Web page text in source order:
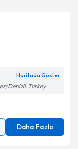
Haritada Göster
Denizli, Turkey
Daha Fazla